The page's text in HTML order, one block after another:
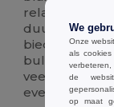
biedt
bulkinkoop
veelzijdige
We
Onze
als
verbeteren,
de
op maat